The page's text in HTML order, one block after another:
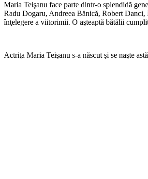
Maria Teişanu face parte dintr-o splendidă
Radu Dogaru, Andreea Bănică, Robert
înţelegere a viitorimii. O aşteaptă bătălii
Actriţa Maria Teişanu s-a născut şi se naşte